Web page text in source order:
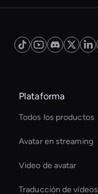
Plataforma
Todos los productos
Avatar en streaming
Video de avatar
Traducción de vídeos